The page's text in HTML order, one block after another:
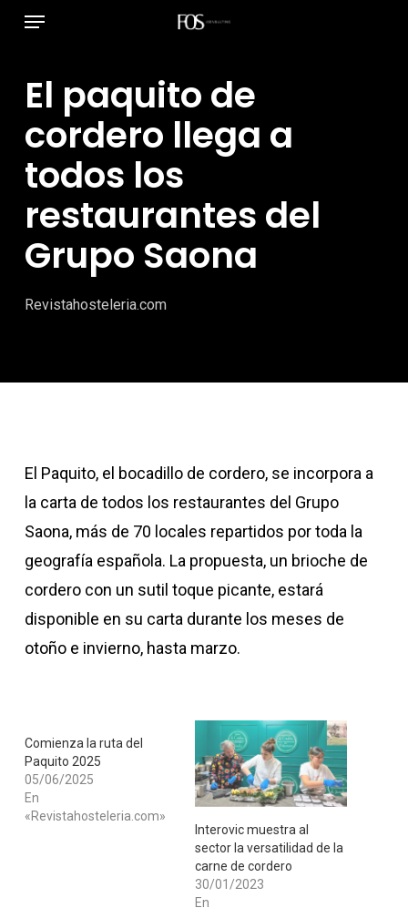
principal
Menú
El paquito de
cordero llega a
todos los
restaurantes del
Grupo Saona
Revistahosteleria.com
El Paquito, el bocadillo de cordero, se incorpora a
la carta de todos los restaurantes del Grupo
Saona, más de 70 locales repartidos por toda la
geografía española. La propuesta, un brioche de
cordero con un sutil toque picante, estará
disponible en su carta durante los meses de
otoño e invierno, hasta marzo.
Comienza la ruta del
Paquito 2025
05/06/2025
En
«Revistahosteleria.com»
​Interovic muestra al
sector la versatilidad de la
carne de cordero
30/01/2023
En